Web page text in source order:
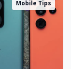
Mobile Tips